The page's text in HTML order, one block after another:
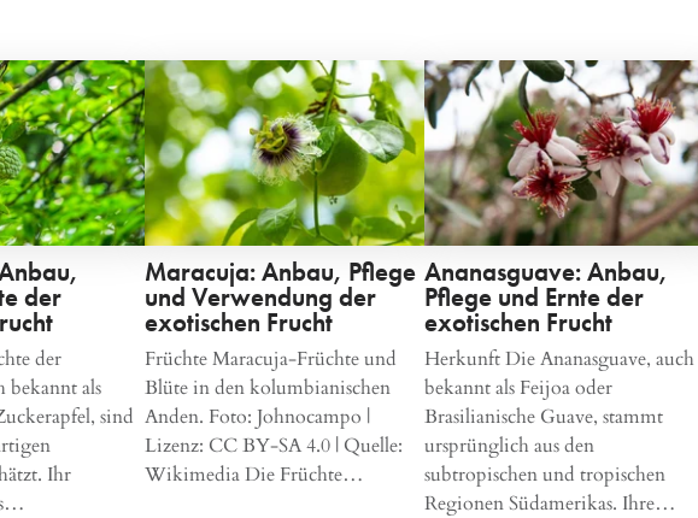
der
der
bekannt als
sind
Ihr
Maracuja: Anbau, Pflege
und Verwendung der
exotischen Frucht
Früchte Maracuja-Früchte und
Blüte in den kolumbianischen
Anden. Foto: Johnocampo |
Lizenz: CC BY-SA 4.0 | Quelle:
Wikimedia Die Früchte…
Ananasguave: Anbau,
Pflege und Ernte der
exotischen Frucht
Herkunft Die Ananasguave, auch
bekannt als Feijoa oder
Brasilianische Guave, stammt
ursprünglich aus den
subtropischen und tropischen
Regionen Südamerikas. Ihre…